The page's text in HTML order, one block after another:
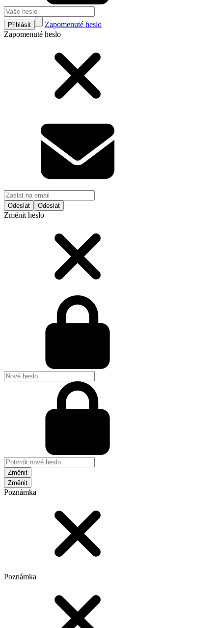
Přihlásit
Zapomenuté heslo
Zapomenuté heslo
Odeslat
Změnit heslo
Změnit
Poznámka
Poznámka